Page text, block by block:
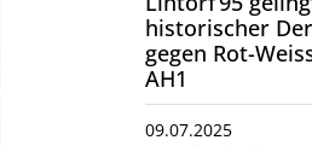
historischer
gegen Rot-
AH1
09.07.2025